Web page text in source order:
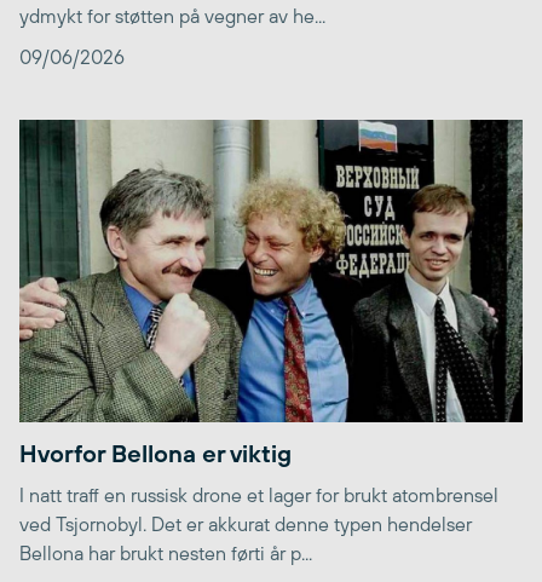
ydmykt for støtten på vegner av he...
09/06/2026
Hvorfor Bellona er viktig
I natt traff en russisk drone et lager for brukt atombrensel
ved Tsjornobyl. Det er akkurat denne typen hendelser
Bellona har brukt nesten førti år p...